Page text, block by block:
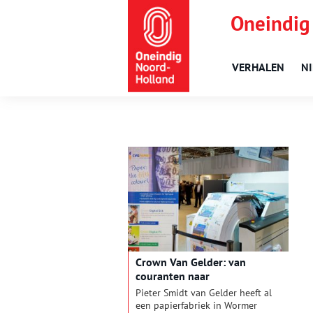
VERHALEN
Crown Van Gelder: van
couranten naar
papierspecialiteiten
Pieter Smidt van Gelder heeft al
een papierfabriek in Wormer